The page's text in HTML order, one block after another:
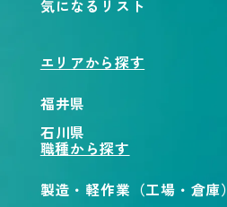
気になるリスト
エリアから探す
福井県
石川県
職種から探す
製造・軽作業（工場・倉庫）